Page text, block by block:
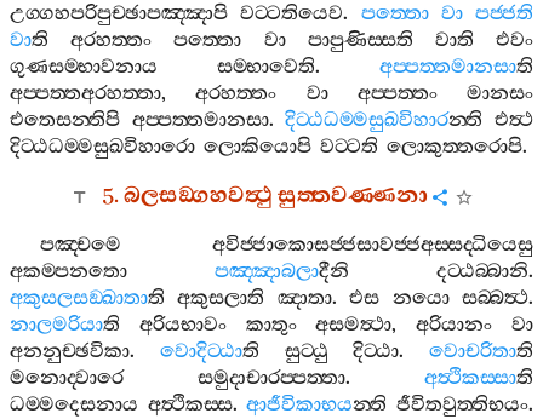
උග‍්ගහපරිපුච‍්ඡාපඤ‍්ඤාපි වට‍්ටතියෙව. පත‍්තො වා පජ‍්ජති
වාති අරහත‍්තං පත‍්තො වා පාපුණිස‍්සති වාති
එවං
ගුණසම‍්භාවනාය
සම‍්භාවෙති. අප‍්පත‍්තමානසාති
අප‍්පත‍්තඅරහත‍්තා,අරහත‍්තං වා අප‍්පත‍්තං
මානසං
එතෙසන‍්තිපි අප‍්පත‍්තමානසා.දිට‍්ඨධම‍්මසුඛවිහාරන‍්ති එත්‍ථ
දිට‍්ඨධම‍්මසුඛවිහාරො ලොකියොපි වට‍්ටති ලොකුත‍්තරොපි.
5.බලසඞ‍්ගහවත්‍ථුසුත‍්තවණ‍්ණනා
පඤ‍්චමෙ
අවිජ‍්ජාකොසජ‍්ජසාවජ‍්ජඅස‍්සද‍්ධියෙසු
අකම‍්පනතො
පඤ‍්ඤාබලාදීනි දට‍්ඨබ‍්බානි.
අකුසලසඞ‍්ඛාතාති අකුසලාති ඤාතා.එස නයො සබ‍්බත්‍ථ.
නාලමරියාති අරියභාවං කාතුං අසමත්‍ථා,අරියානං
වා
අනනුච‍්ඡවිකා. වොදිට‍්ඨාති සුට‍්ඨු දිට‍්ඨා. වොචරිතාති
මනොද‍්වාරෙ
සමුදාචාරප‍්පත‍්තා. අත්‍ථිකස‍්සාති
ධම‍්මදෙසනාය අත්‍ථිකස‍්ස.ආජීවිකාභයන‍්ති ජීවිතවුත‍්තිභයං.